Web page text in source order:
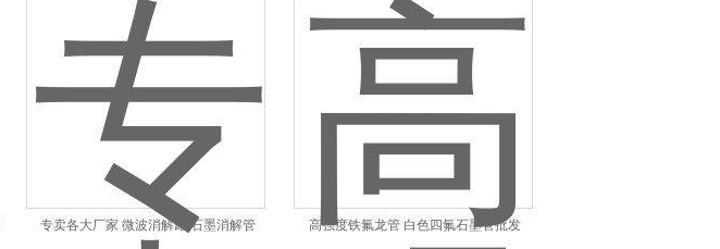
专卖各大厂家 微波消解罐 石墨消解管 高强度铁氟龙管 白色四氟石墨管批发